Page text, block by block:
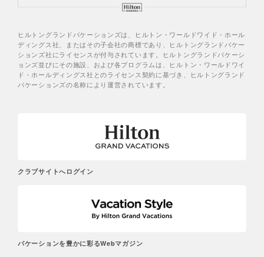
ヒルトングランドバケーションズは、ヒルトン・ワールドワイド・ホール
ディングス社、またはその子会社の商標であり、ヒルトングランドバケー
ションズ社にライセンスが付与されています。ヒルトングランドバケーシ
ョンズ並びにその施設、および各プログラムは、ヒルトン・ワールドワイ
ド・ホールディングス社とのライセンス契約に基づき、ヒルトングランド
バケーションズの名称により運営されています。
クラブサイトへログイン
バケーションを豊かに彩るWebマガジン